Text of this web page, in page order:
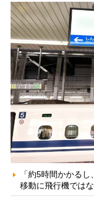
「約5時間かかる
移動に飛行機では